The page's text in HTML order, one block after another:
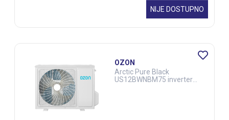
NIJE DOSTUPNO
OZON
Arctic Pure Black
US12BWNBM75 inverter